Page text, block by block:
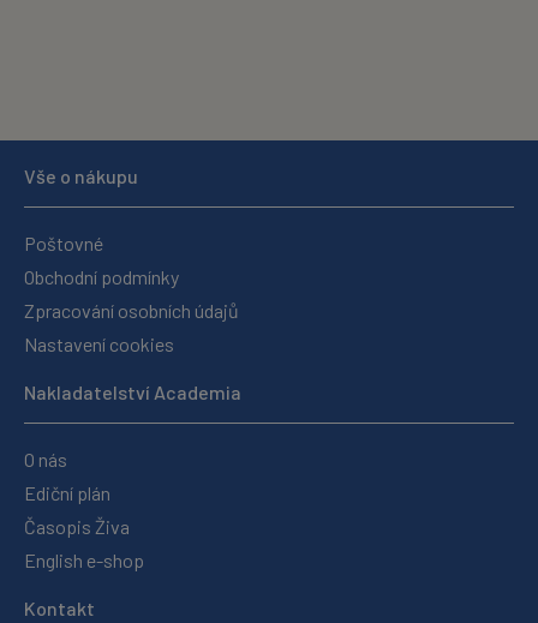
Vše o nákupu
Poštovné
Obchodní podmínky
Zpracování osobních údajů
Nastavení cookies
Nakladatelství Academia
O nás
Ediční plán
Časopis Živa
English e-shop
Kontakt